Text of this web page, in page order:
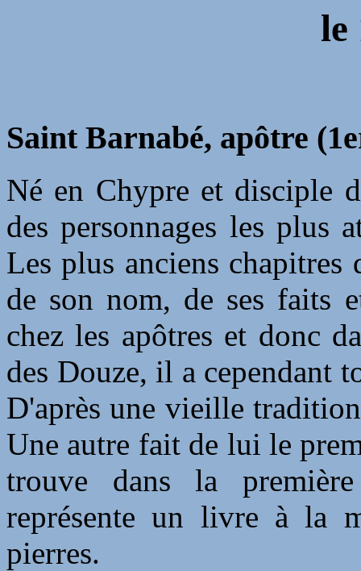
le
Saint Barnabé, apôtre
Né en Chypre et disciple
des personnages les plus
Les plus anciens chapitres
de son nom, de ses faits
chez les apôtres et donc
des Douze, il a cependant
D'après une vieille
Une autre fait de lui le
trouve dans la
représente un livre à la
pierres.